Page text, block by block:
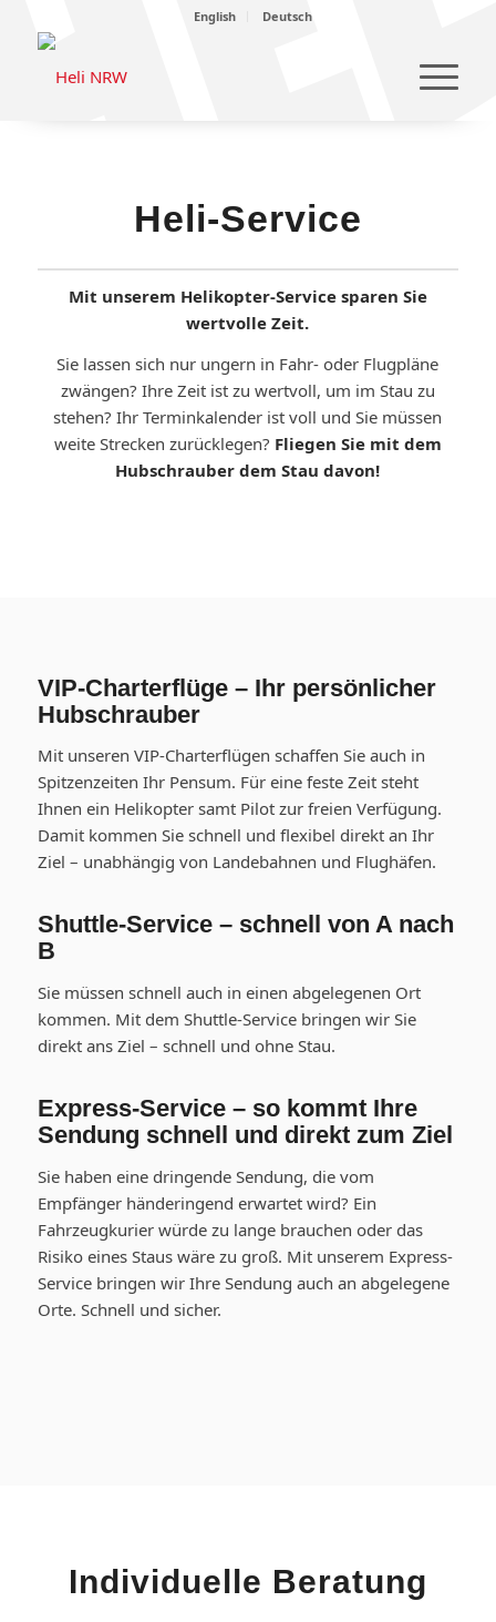
English Deutsch
Heli-Service
Mit unserem Helikopter-Service sparen Sie
wertvolle Zeit.
Sie lassen sich nur ungern in Fahr- oder Flugpläne
zwängen? Ihre Zeit ist zu wertvoll, um im Stau zu
stehen? Ihr Terminkalender ist voll und Sie müssen
weite Strecken zurücklegen? Fliegen Sie mit dem
Hubschrauber dem Stau davon!
VIP-Charterflüge – Ihr persönlicher
Hubschrauber
Mit unseren VIP-Charterflügen schaffen Sie auch in
Spitzenzeiten Ihr Pensum. Für eine feste Zeit steht
Ihnen ein Helikopter samt Pilot zur freien Verfügung.
Damit kommen Sie schnell und flexibel direkt an Ihr
Ziel – unabhängig von Landebahnen und Flughäfen.
Shuttle-Service – schnell von A nach
B
Sie müssen schnell auch in einen abgelegenen Ort
kommen. Mit dem Shuttle-Service bringen wir Sie
direkt ans Ziel – schnell und ohne Stau.
Express-Service – so kommt Ihre
Sendung schnell und direkt zum Ziel
Sie haben eine dringende Sendung, die vom
Empfänger händeringend erwartet wird? Ein
Fahrzeugkurier würde zu lange brauchen oder das
Risiko eines Staus wäre zu groß. Mit unserem Express-
Service bringen wir Ihre Sendung auch an abgelegene
Orte. Schnell und sicher.
Individuelle Beratung